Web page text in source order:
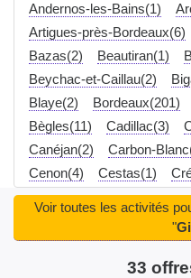
Andernos-les-Bains(1)
Artigues-près-Bordeaux(6)
Bazas(2)
Beautiran(1)
Beychac-et-Caillau(2)
Blaye(2)
Bordeaux(201)
Bègles(11)
Cadillac(3)
Canéjan(2)
Carbon-
Cenon(4)
Cestas(1)
Cussac-Fort-Médoc(2)
Gradignan(4)
La Lande-de-Fronsac(2)
La Teste-de-Buch(2)
33
Voir toutes les activités
"